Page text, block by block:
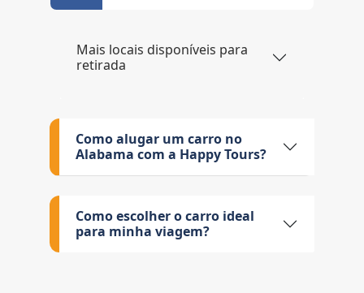
Mais locais disponíveis para
retirada
Como alugar um carro no
Alabama com a Happy Tours?
Como escolher o carro ideal
para minha viagem?